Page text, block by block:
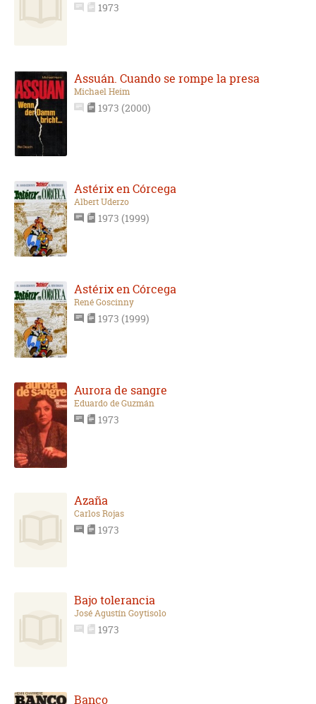
1973
Assuán. Cuando se rompe la presa
Michael Heim
1973 (2000)
Astérix en Córcega
Albert Uderzo
1973 (1999)
Astérix en Córcega
René Goscinny
1973 (1999)
Aurora de sangre
Eduardo de Guzmán
1973
Azaña
Carlos Rojas
1973
Bajo tolerancia
José Agustín Goytisolo
1973
Banco